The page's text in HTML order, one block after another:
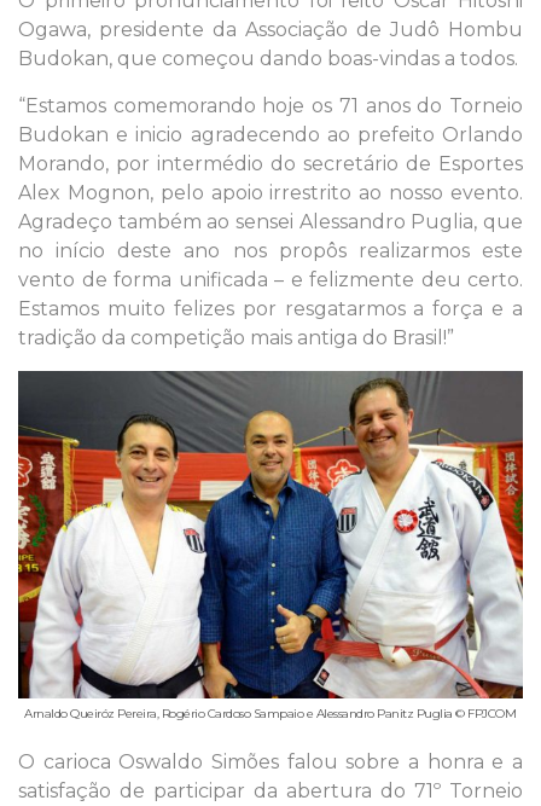
Ogawa, presidente da Associação de Judô Hombu
Budokan, que começou dando boas-vindas a todos.
“Estamos comemorando hoje os 71 anos do Torneio
Budokan e inicio agradecendo ao prefeito Orlando
Morando, por intermédio do secretário de Esportes
Alex Mognon, pelo apoio irrestrito ao nosso evento.
Agradeço também ao sensei Alessandro Puglia, que
no início deste ano nos propôs realizarmos este
vento de forma unificada – e felizmente deu certo.
Estamos muito felizes por resgatarmos a força e a
tradição da competição mais antiga do Brasil!”
Arnaldo Queiróz Pereira, Rogério Cardoso Sampaio e Alessandro Panitz Puglia © FPJCOM
O carioca Oswaldo Simões falou sobre a honra e a
satisfação de participar da abertura do 71º Torneio